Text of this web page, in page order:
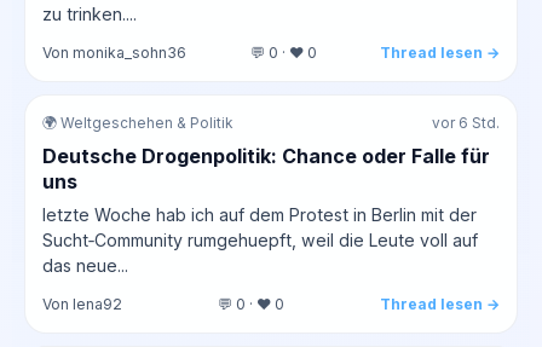
zu trinken....
Von monika_sohn36 💬 0 · ❤️ 0 Thread lesen →
🌍 Weltgeschehen & Politik vor 6 Std.
Deutsche Drogenpolitik: Chance oder Falle für
uns
letzte Woche hab ich auf dem Protest in Berlin mit der
Sucht‑Community rumgehuepft, weil die Leute voll auf
das neue...
Von lena92 💬 0 · ❤️ 0 Thread lesen →